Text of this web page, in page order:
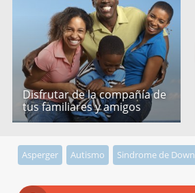
Disfrutar de la compañía de
tus familiares y amigos
Asperger Autismo Sindrome de Down